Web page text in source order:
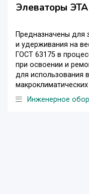
Элеваторы
Предназначены для
и удерживания на
ГОСТ 63175 в
при освоении и
для использования
макроклиматических
Инженерное